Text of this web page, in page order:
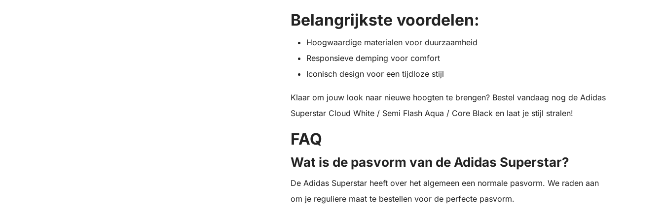
Belangrijkste voordelen:
Hoogwaardige materialen voor duurzaamheid
Responsieve demping voor comfort
Iconisch design voor een tijdloze stijl
Klaar om jouw look naar nieuwe hoogten te brengen? Bestel vandaag nog de Adidas
Superstar Cloud White / Semi Flash Aqua / Core Black en laat je stijl stralen!
FAQ
Wat is de pasvorm van de Adidas Superstar?
De Adidas Superstar heeft over het algemeen een normale pasvorm. We raden aan
om je reguliere maat te bestellen voor de perfecte pasvorm.